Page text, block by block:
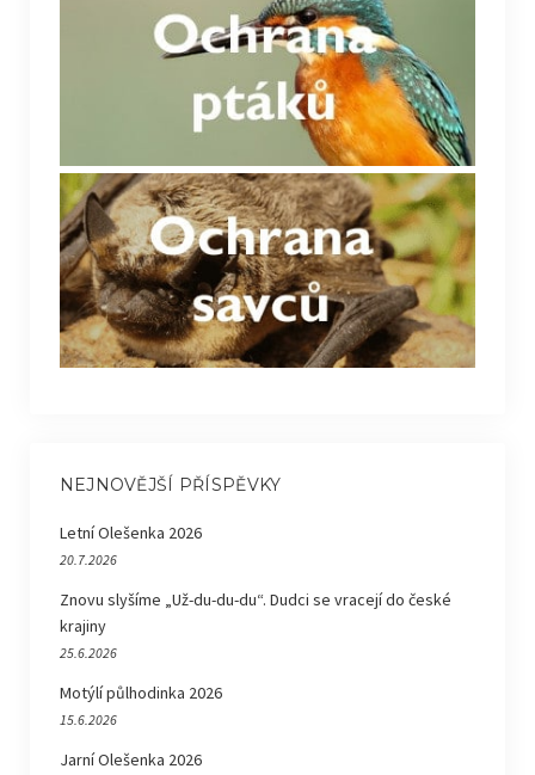
NEJNOVĚJŠÍ PŘÍSPĚVKY
Letní Olešenka 2026
20.7.2026
Znovu slyšíme „Už-du-du-du“. Dudci se vracejí do české
krajiny
25.6.2026
Motýlí půlhodinka 2026
15.6.2026
Jarní Olešenka 2026